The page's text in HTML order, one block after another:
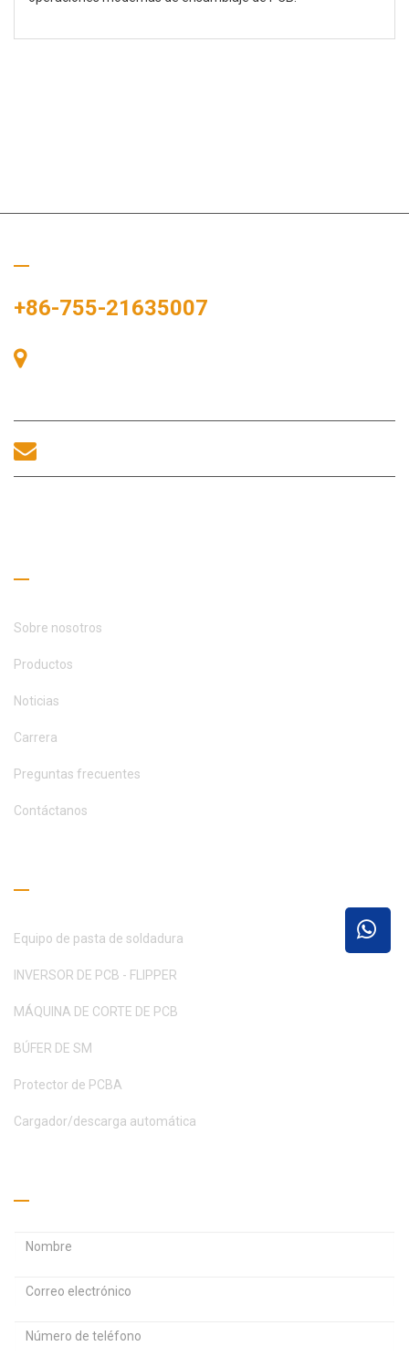
+86-755-21635007
Sobre nosotros
Productos
Noticias
Carrera
Preguntas frecuentes
Contáctanos
Equipo de pasta de soldadura
INVERSOR DE PCB - FLIPPER
MÁQUINA DE CORTE DE PCB
BÚFER DE SM
Protector de PCBA
Cargador/descarga automática